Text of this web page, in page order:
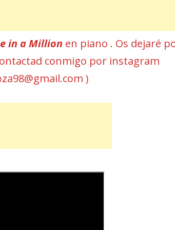
in a Million en piano . Os dejaré
conmigo por instagram
)